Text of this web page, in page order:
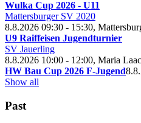
Wulka Cup 2026 - U11
Mattersburger SV 2020
8.8.2026 09:30 - 15:30,
U9 Raiffeisen Jugendturnier
SV Jauerling
8.8.2026 10:00 - 12:00, Maria
HW Bau Cup 2026 F-Jugend
Show all
Past